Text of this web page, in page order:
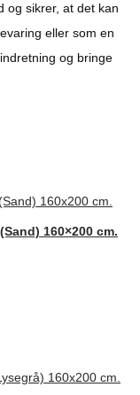
og sikrer, at det kan
eller som en
og bringe
160×200 cm.